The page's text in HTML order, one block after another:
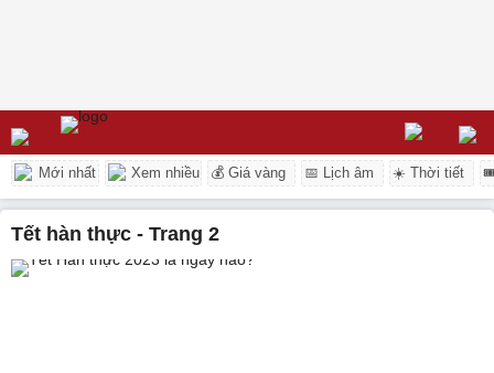
Mới nhất Xem nhiều 💰 Giá vàng 📅 Lịch âm ☀️ Thời tiết
Tết hàn thực - Trang 2